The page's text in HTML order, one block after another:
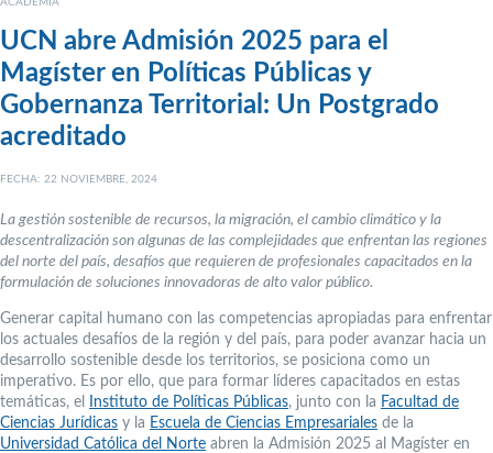
ACADEMIA
UCN abre Admisión 2025 para el
Magíster en Políticas Públicas y
Gobernanza Territorial: Un Postgrado
acreditado
FECHA: 22 NOVIEMBRE, 2024
La gestión sostenible de recursos, la migración, el cambio climático y la
descentralización son algunas de las complejidades que enfrentan las regiones
del norte del país, desafíos que requieren de profesionales capacitados en la
formulación de soluciones innovadoras de alto valor público.
Generar capital humano con las competencias apropiadas para enfrentar
los actuales desafíos de la región y del país, para poder avanzar hacia un
desarrollo sostenible desde los territorios, se posiciona como un
imperativo. Es por ello, que para formar líderes capacitados en estas
temáticas, el
Instituto de Políticas Públicas, junto con la Facultad de
Ciencias Jurídicas y la Escuela de Ciencias Empresariales de la
Universidad Católica del Norte abren la Admisión 2025 al Magíster en